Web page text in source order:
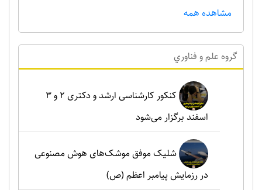
مشاهده همه
گروه علم و فناوري
کنکور کارشناسی ارشد و دکتری ۲ و ۳
اسفند برگزار می‌شود
شلیک موفق موشک‌های هوش مصنوعی
در رزمایش پیامبر اعظم (ص)